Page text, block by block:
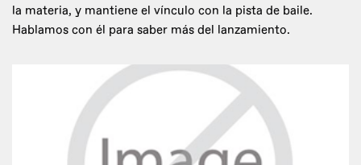
la materia, y mantiene el vínculo con la pista de baile.
Hablamos con él para saber más del lanzamiento.